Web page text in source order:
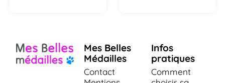
Mes Belles
Médailles
Contact
Infos
pratiques
Comment